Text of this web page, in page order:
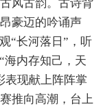
风古韵。古诗背
豪迈的吟诵声
“长河落日”，听
海内存知己，天
表现献上阵阵掌
推向高潮，台上